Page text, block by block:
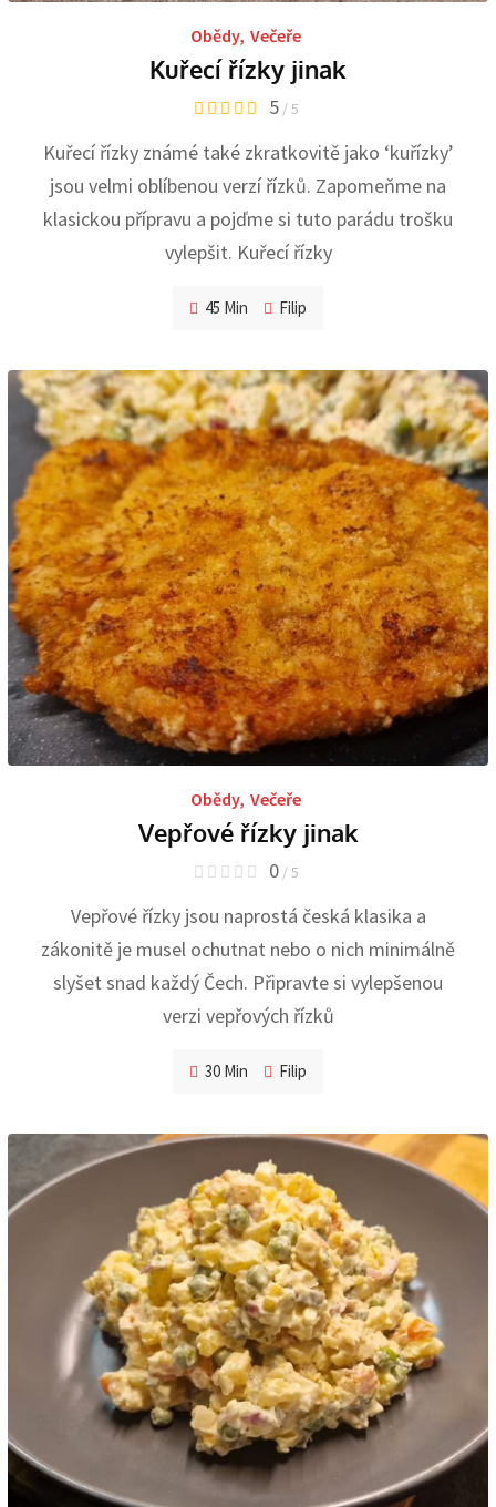
Obědy, Večeře
Kuřecí řízky jinak
5 / 5
Kuřecí řízky známé také zkratkovitě jako ‘kuřízky’
jsou velmi oblíbenou verzí řízků. Zapomeňme na
klasickou přípravu a pojďme si tuto parádu trošku
vylepšit. Kuřecí řízky
45 Min Filip
Obědy, Večeře
Vepřové řízky jinak
0 / 5
Vepřové řízky jsou naprostá česká klasika a
zákonitě je musel ochutnat nebo o nich minimálně
slyšet snad každý Čech. Připravte si vylepšenou
verzi vepřových řízků
30 Min Filip